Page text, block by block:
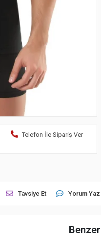
Telefon İle Sipariş Ver
Tavsiye Et Yorum Yaz